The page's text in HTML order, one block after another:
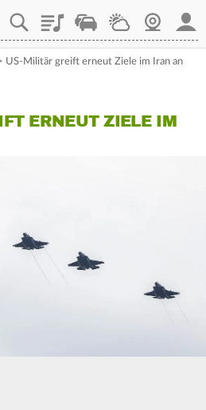
PlaylistStaupilotWetterWebcam
US-Militär greift erneut Ziele im Iran an
ERNEUT ZIELE IM